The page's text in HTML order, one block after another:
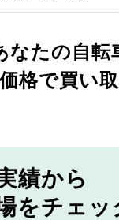
なたの自転
格で買い
績から
をチェッ